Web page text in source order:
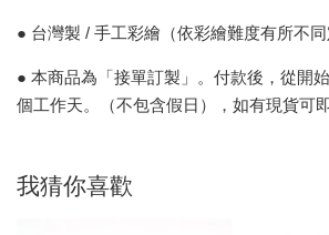
● 台灣製 / 手工彩繪（依彩繪難度有所不同
● 本商品為「接單訂製」。付款後，從開
個工作天。（不包含假日），如有現貨可即
我猜你喜歡